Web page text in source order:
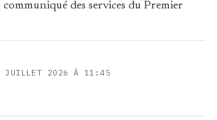
des services du Premier
JUILLET 2026 À 11:45